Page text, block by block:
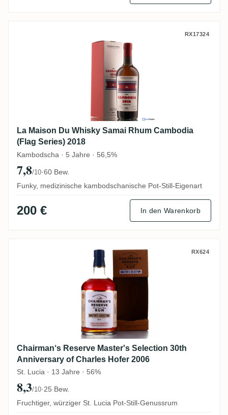
La Maison Du Whisky Samai RhumRX17324
La Maison Du Whisky Samai Rhum Cambodia
(Flag Series) 2018
Kambodscha · 5 Jahre · 56,5%
7,8/10·60 Bew.
Funky, medizinische kambodschanische Pot-Still-Eigenart
200 € In den Warenkorb
Chairman‘s Reserve Master's Selection
RX624
Chairman‘s Reserve Master's Selection 30th
Anniversary of Charles Hofer 2006
St. Lucia · 13 Jahre · 56%
8,3/10·25 Bew.
Fruchtiger, würziger St. Lucia Pot-Still-Genussrum